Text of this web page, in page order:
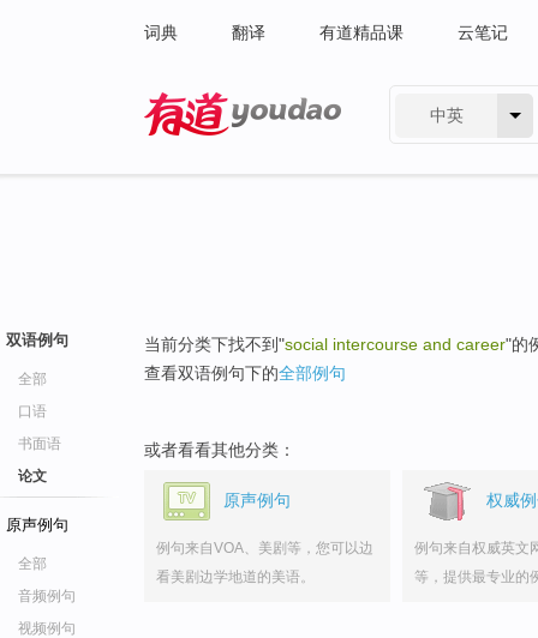
词典 翻译 有道精品课 云笔记
中英
双语例句
全部
口语
书面语
论文
原声例句
全部
音频例句
视频例句
当前分类下找不到"social intercourse and career"的
查看双语例句下的全部例句
或者看看其他分类：
原声例句
例句来自VOA、美剧等，您可以边
看美剧边学地道的美语。
权威
例句来自权威英文
等，提供最专业的